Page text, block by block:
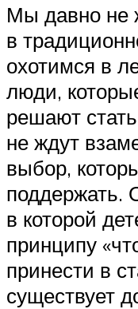
Мы давно не
в
охотимся в
люди,
решают
не ждут
выбор,
поддержать.
в которой
принципу
принести в
существует